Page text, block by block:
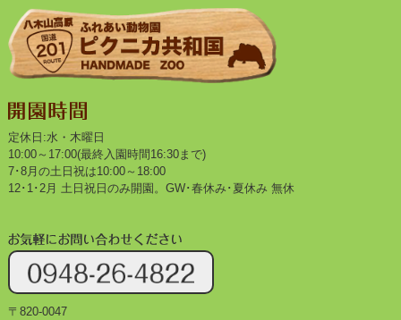
定休日:水・木曜日
10:00～17:00(最終入園時間16:30まで)
7･8月の土日祝は10:00～18:00
12･1･2月 土日祝日のみ開園。GW･春休み･夏休み 無休
〒820-0047